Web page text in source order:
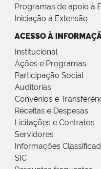
Programas de apoio à
Iniciação à Extensão
ACESSO À
Institucional
Ações e Programas
Participação Social
Auditorias
Convênios e
Receitas e Despesas
Licitações e Contratos
Servidores
Informações
SIC